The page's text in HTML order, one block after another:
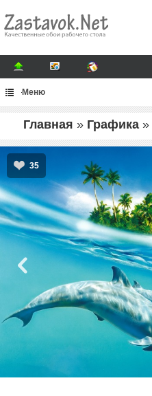
Меню
Главная » Графика»
35